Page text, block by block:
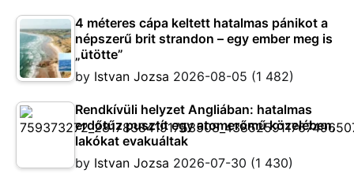
4 méteres cápa keltett hatalmas pánikot a
népszerű brit strandon – egy ember meg is
„ütötte”
by Istvan Jozsa 2026-08-05 (1 482)
Rendkívüli helyzet Angliában: hatalmas
erdőtűz pusztít egy atomerőmű közelében,
lakókat evakuáltak
by Istvan Jozsa 2026-07-30 (1 430)